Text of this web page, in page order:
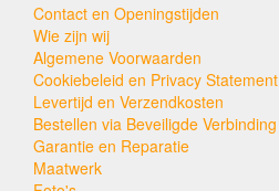
Contact en Openingstijden
Wie zijn wij
Algemene Voorwaarden
Cookiebeleid en Privacy Statement
Levertijd en Verzendkosten
Bestellen via Beveiligde Verbinding
Garantie en Reparatie
Maatwerk